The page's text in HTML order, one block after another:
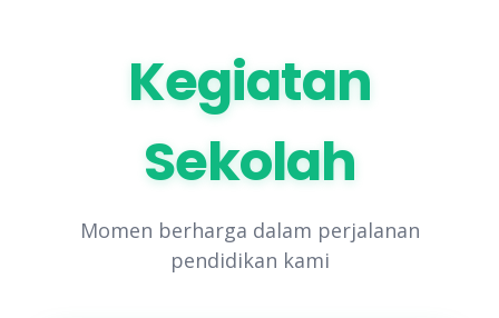
Kegiatan
Sekolah
Momen berharga dalam perjalanan
pendidikan kami